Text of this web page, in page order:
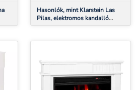
Hasonlók, mint Klarstein Las
Pilas, elektromos kandalló
ventilátorral, 900/1800 W, heti